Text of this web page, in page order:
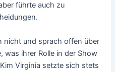
führte auch zu
nicht und sprach offen über
was ihrer Rolle in der Show
Virginia setzte sich stets